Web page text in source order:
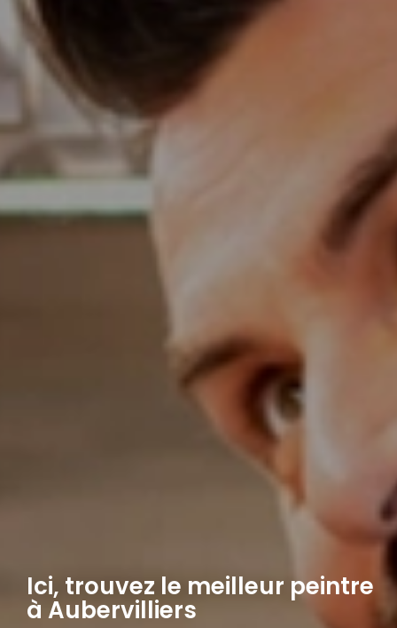
Ici, trouvez le meilleur peintre
à Aubervilliers